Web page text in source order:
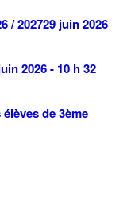
/ 202729 juin 2026
2026 - 10 h 32
de 3ème